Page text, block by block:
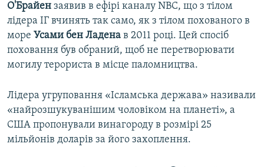
О'Брайен заявив в ефірі каналу NBC, що з тілом
лідера ІГ вчинять так само, як з тілом похованого в
море Усами бен Ладена в 2011 році. Цей спосіб
поховання був обраний, щоб не перетворювати
могилу терориста в місце паломництва.
Лідера угруповання «Ісламська держава» називали
«найрозшукуванішим чоловіком на планеті», а
США пропонували винагороду в розмірі 25
мільйонів доларів за його захоплення.